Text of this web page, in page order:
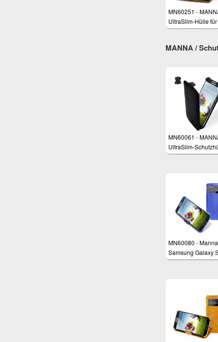
MN60251 -
UltraSlim-Hülle für
Samsung Galaxy
MANNA /
MN60061 -
UltraSlim-
für Samsung
MN60080 - Manna
Samsung Galaxy
Schutzhülle